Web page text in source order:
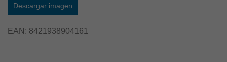
Descargar imagen
EAN: 8421938904161